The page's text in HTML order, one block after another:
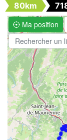
80km
Ma position